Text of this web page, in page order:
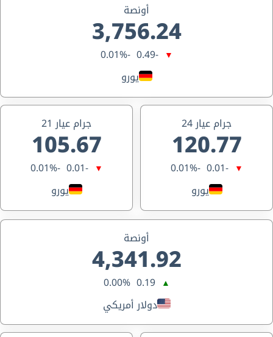
أونصة
3,756.24
▼
-0.49
-0.01%
يورو
جرام عيار 24
120.77
▼
-0.01
-0.01%
يورو
جرام عيار 21
105.67
▼
-0.01
-0.01%
يورو
أونصة
4,341.92
▲
0.19
0.00%
دولار أمريكي